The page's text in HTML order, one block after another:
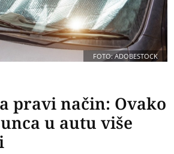
FOTO: ADOBESTOCK
pravi način: Ovako
u autu više